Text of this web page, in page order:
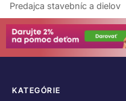
Predajca stavebníc a dielov
KATEGÓRIE